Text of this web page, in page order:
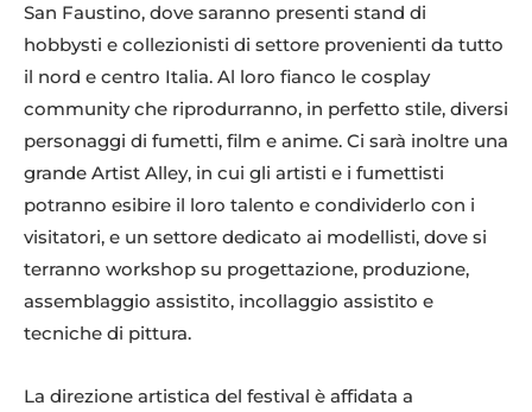
San Faustino, dove saranno presenti stand di
hobbysti e collezionisti di settore provenienti da tutto
il nord e centro Italia. Al loro fianco le cosplay
community che riprodurranno, in perfetto stile, diversi
personaggi di fumetti, film e anime. Ci sarà inoltre una
grande Artist Alley, in cui gli artisti e i fumettisti
potranno esibire il loro talento e condividerlo con i
visitatori, e un settore dedicato ai modellisti, dove si
terranno workshop su progettazione, produzione,
assemblaggio assistito, incollaggio assistito e
tecniche di pittura.
La direzione artistica del festival è affidata a